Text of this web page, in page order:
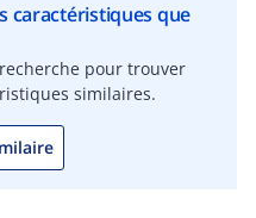
caractéristiques que
pour trouver
similaires.